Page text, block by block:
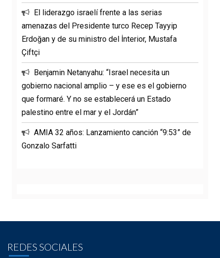
El liderazgo israelí frente a las serias
amenazas del Presidente turco Recep Tayyip
Erdoğan y de su ministro del İnterior, Mustafa
Çiftçi
Benjamin Netanyahu: “Israel necesita un
gobierno nacional amplio – y ese es el gobierno
que formaré. Y no se establecerá un Estado
palestino entre el mar y el Jordán”
AMIA 32 años: Lanzamiento canción “9:53” de
Gonzalo Sarfatti
REDES SOCIALES